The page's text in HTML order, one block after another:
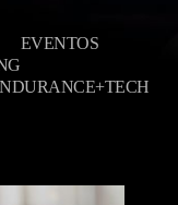
EVENTOS
TECH